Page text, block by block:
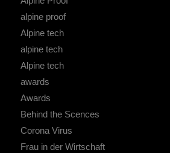
alpine proof
Alpine tech
alpine tech
Alpine tech
awards
Awards
Behind the Scences
Corona Virus
Frau in der Wirtschaft